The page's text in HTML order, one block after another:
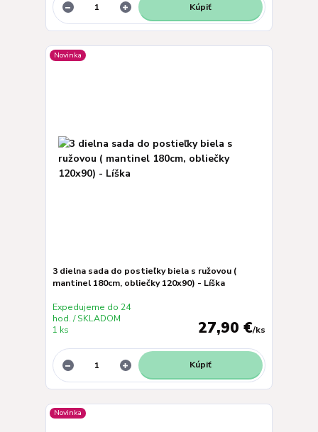
Kúpiť
Novinka
3 dielna sada do postieľky biela s ružovou (
mantinel 180cm, obliečky 120x90) - Líška
27,90 €/ks
Expedujeme do 24
hod. / SKLADOM
1 ks
Kúpiť
Novinka